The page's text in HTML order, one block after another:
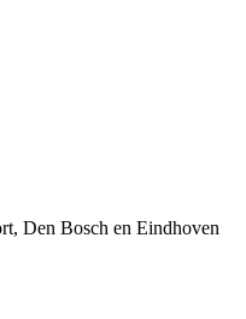
Den Bosch en Eindhoven